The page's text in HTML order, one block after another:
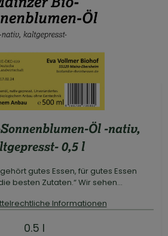
Öl -nativ,
0,5 l
gutes Essen, für gutes Essen
besten Zutaten.“ Wir sehen...
Informationen
0.5 l